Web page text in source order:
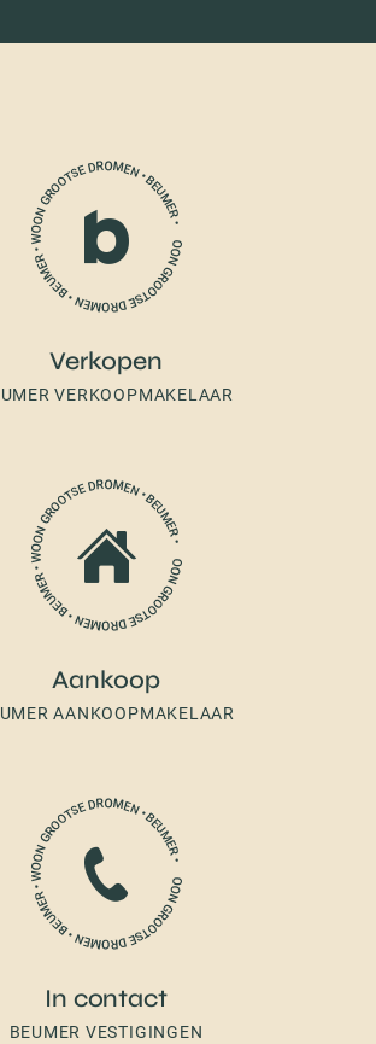
Verkopen
VERKOOPMAKELAAR
Aankoop
AANKOOPMAKELAAR
In contact
BEUMER VESTIGINGEN